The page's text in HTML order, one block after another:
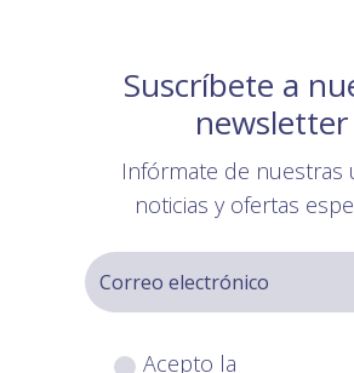
Suscríbete a
newsletter
Infórmate de nuestras
noticias y ofertas
Acepto la